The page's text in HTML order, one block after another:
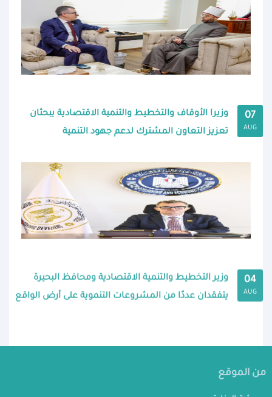
07
AUG
وزيرا الأوقاف والتخطيط والتنمية الاقتصادية يبحثان
تعزيز التعاون المشترك لدعم جهود التنمية
04
AUG
وزير التخطيط والتنمية الاقتصادية ومحافظ البحيرة
يتفقدان عددًا من المشروعات التنموية على أرض الواقع
من الموقع